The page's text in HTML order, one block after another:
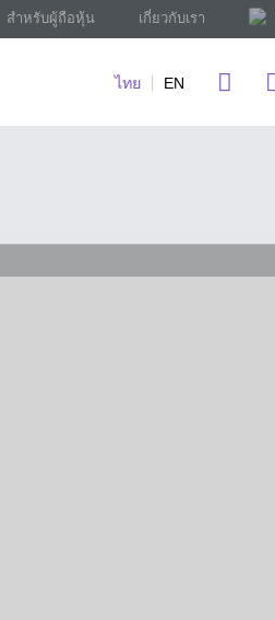
สำหรับผู้ถือหุ้น เกี่ยวกับเรา
ไทย EN